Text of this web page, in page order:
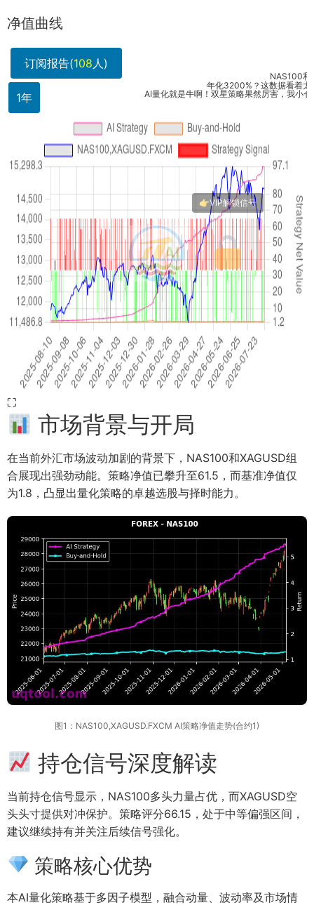
净值曲线
订阅报告(108人)
1年
⛶
年化3200%？这数据看着太吓
AI量化就是牛啊！双星策略果然厉害，我小仓位跟
NAS100和白
市场背景与开局
在当前外汇市场波动加剧的背景下，NAS100和XAGUSD组
合展现出强劲动能。策略净值已攀升至61.5，而基准净值仅
为1.8，凸显出量化策略的卓越选股与择时能力。
图1：NAS100,XAGUSD.FXCM AI策略净值走势(合约1)
持仓信号深度解读
当前持仓信号显示，NAS100多头力量占优，而XAGUSD空
头头寸提供对冲保护。策略评分66.15，处于中等偏强区间，
建议继续持有并关注后续信号强化。
策略核心优势
本AI量化策略基于多因子模型，融合动量、波动率及市场情